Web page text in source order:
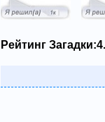
Рейтинг Загадки: